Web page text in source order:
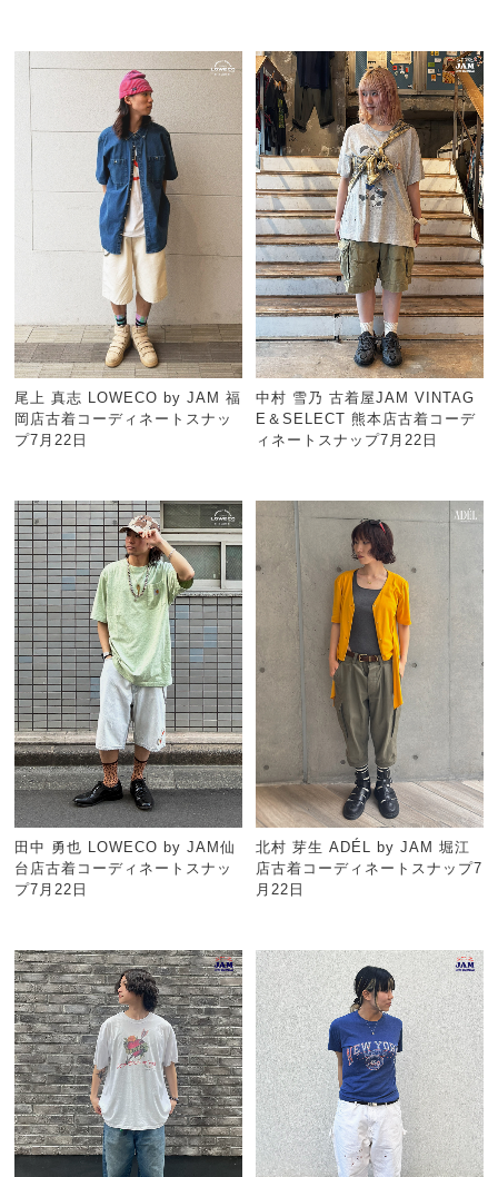
尾上 真志 LOWECO by JAM 福
岡店古着コーディネートスナッ
プ7月22日
中村 雪乃 古着屋JAM VINTAG
E＆SELECT 熊本店古着コーデ
ィネートスナップ7月22日
田中 勇也 LOWECO by JAM仙
台店古着コーディネートスナッ
プ7月22日
北村 芽生 ADÉL by JAM 堀江
店古着コーディネートスナップ7
月22日